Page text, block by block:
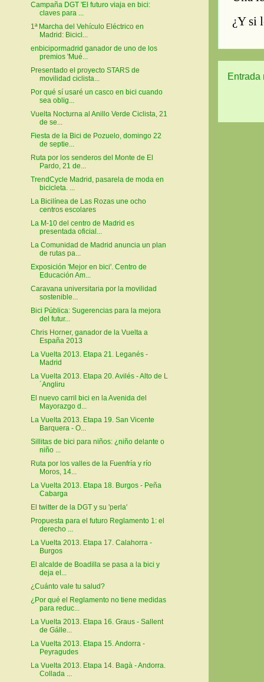
Entrada
Campaña DGT 'El futuro viaja en bici:
claves para ...
1ª Marcha del Vehículo Eléctrico en
Madrid: Bicicl...
enbicipormadrid ganador de uno de los
premios 'Mué...
Presentado el proyecto STARS de
movilidad ciclista...
Por qué sí usaré un casco en bici cuando
sea oblig...
Vuelta Nocturna al Anillo Verde Ciclista, 21
de se...
Fiesta de la Bici de Pozuelo, domingo 22
de septie...
Ruta por los senderos del Monte de El
Pardo, 21 de...
TrendCycle Madrid, pasarela de moda en
bicicleta. ...
La Bicilínea de Las Rozas une ocho
centros escolares
La M-10 del centro de Madrid es
presentada oficial...
La Comunidad de Madrid anuncia un plan
de rutas pa...
Exposición 'Mejor en bici'. Centro de
Educación Am...
Caravana universitaria por la movilidad
sostenible...
Bici Pública: Sugerencias para la mejora
del futur...
Chris Horner, ganador de la Vuelta a
España 2013
La Vuelta 2013. Etapa 21. Leganés -
Madrid
La Vuelta 2013. Etapa 20. Avilés - Alto de L
´Angliru
El nuevo carril bici en la Avenida del
Mayorazgo d...
La Vuelta 2013. Etapa 19. San Vicente
Barquera - O...
Sillitas de bici para niños: ¿niño delante o
niño ...
Ruta por los valles de la Fuenfría y río
Moros, 14...
La Vuelta 2013. Etapa 18. Burgos - Peña
Cabarga
El twitter de la DGT y su 'perla'
Propuesta para el futuro Reglamento 1: el
derecho ...
La Vuelta 2013. Etapa 17. Calahorra -
Burgos
El alcalde de Boadilla se pasa a la bici y
deja el...
¿Cuánto vale tu salud?
¿Por qué el Reglamento no tiene medidas
para reduc...
La Vuelta 2013. Etapa 16. Graus - Sallent
de Gálle...
La Vuelta 2013. Etapa 15. Andorra -
Peyragudes
La Vuelta 2013. Etapa 14. Bagà - Andorra.
Collada ...